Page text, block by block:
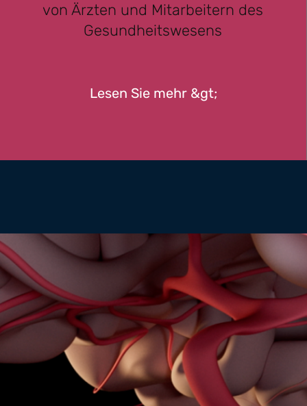
von Ärzten und Mitarbeitern des
Gesundheitswesens
Lesen Sie mehr &gt;